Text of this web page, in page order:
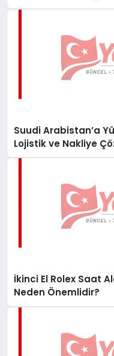
Suudi Arabistan’a
Lojistik ve Nakliye
İkinci El Rolex Saat
Neden Önemlidir?